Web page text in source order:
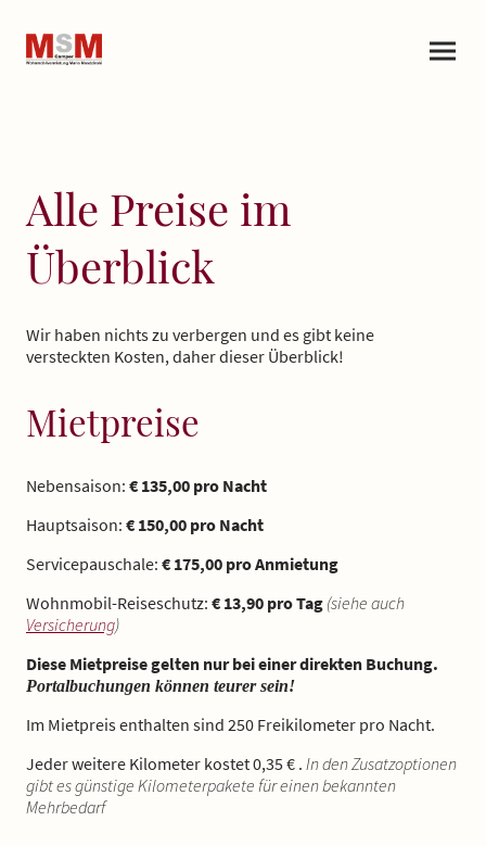
Alle Preise im
Überblick
Wir haben nichts zu verbergen und es gibt keine
versteckten Kosten, daher dieser Überblick!
Mietpreise
Nebensaison: € 135,00 pro Nacht
Hauptsaison: € 150,00 pro Nacht
Servicepauschale: € 175,00 pro Anmietung
Wohnmobil-Reiseschutz: € 13,90 pro Tag (siehe auch
Versicherung)
Diese Mietpreise gelten nur bei einer direkten Buchung.
Portalbuchungen können teurer sein!
Im Mietpreis enthalten sind 250 Freikilometer pro Nacht.
Jeder weitere Kilometer kostet 0,35 € . In den Zusatzoptionen
gibt es günstige Kilometerpakete für einen bekannten
Mehrbedarf